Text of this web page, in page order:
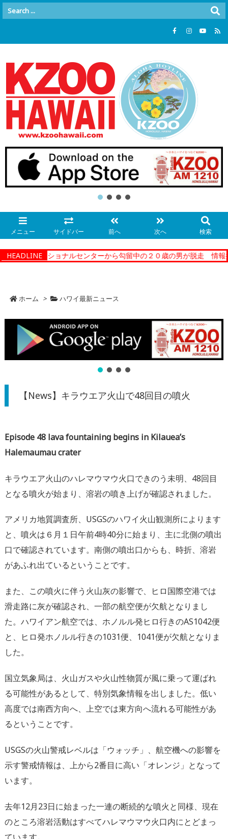
メニュー サイドバー 前へ 次へ 検索
HEADLINE
ィーコレクショナルセンターから勾留中の２０歳の男が脱走 情報提
ホーム > ハワイ最新ニュース
【News】キラウエア火山で48回目の噴火
Episode 48 lava fountaining begins in Kilauea’s
Halemaumau crater
キラウエア火山のハレマウマウ火口できのう未明、48回目
となる噴火が始まり、溶岩の噴き上げが確認されました。
アメリカ地質調査所、USGSのハワイ火山観測所によります
と、噴火は６月１日午前4時40分に始まり、主に北側の噴出
口で確認されています。南側の噴出口からも、時折、溶岩
があふれ出ているということです。
また、この噴火に伴う火山灰の影響で、ヒロ国際空港では
滑走路に灰が確認され、一部の航空便が欠航となりまし
た。ハワイアン航空では、ホノルル発ヒロ行きのAS1042便
と、ヒロ発ホノルル行きの1031便、1041便が欠航となりま
した。
国立気象局は、火山ガスや火山性物質が風に乗って運ばれ
る可能性があるとして、特別気象情報を出しました。低い
高度では南西方向へ、上空では東方向へ流れる可能性があ
るということです。
USGSの火山警戒レベルは「ウォッチ」、航空機への影響を
示す警戒情報は、上から2番目に高い「オレンジ」となって
います。
去年12月23日に始まった一連の断続的な噴火と同様、現在
のところ溶岩活動はすべてハレマウマウ火口内にとどまっ